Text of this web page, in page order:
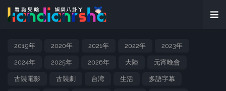
2019年 2020年 2021年 2022年 2023年
2024年 2025年 2026年 大陸 元宵晚會
古裝電影 古裝劇 台湾 生活 多語字幕